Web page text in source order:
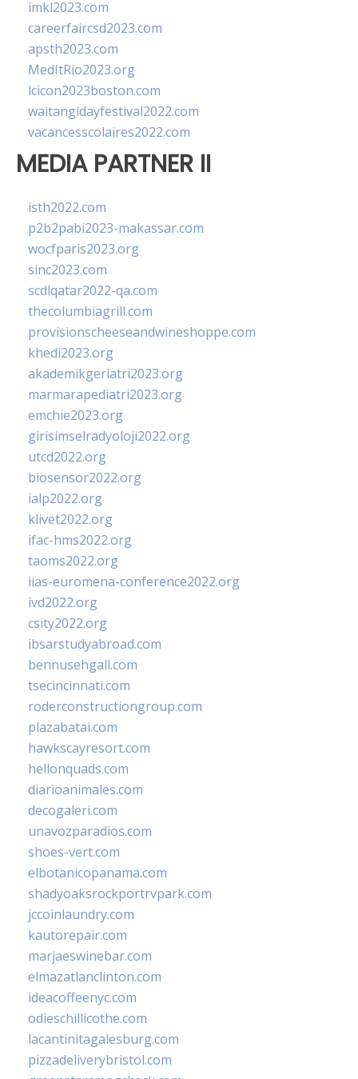
imkl2023.com
careerfaircsd2023.com
apsth2023.com
MedItRio2023.org
lcicon2023boston.com
waitangidayfestival2022.com
vacancesscolaires2022.com
MEDIA PARTNER II
isth2022.com
p2b2pabi2023-makassar.com
wocfparis2023.org
sinc2023.com
scdlqatar2022-qa.com
thecolumbiagrill.com
provisionscheeseandwineshoppe.com
khedi2023.org
akademikgeriatri2023.org
marmarapediatri2023.org
emchie2023.org
girisimselradyoloji2022.org
utcd2022.org
biosensor2022.org
ialp2022.org
klivet2022.org
ifac-hms2022.org
taoms2022.org
iias-euromena-conference2022.org
ivd2022.org
csity2022.org
ibsarstudyabroad.com
bennusehgall.com
tsecincinnati.com
roderconstructiongroup.com
plazabatai.com
hawkscayresort.com
hellonquads.com
diarioanimales.com
decogaleri.com
unavozparadios.com
shoes-vert.com
elbotanicopanama.com
shadyoaksrockportrvpark.com
jccoinlaundry.com
kautorepair.com
marjaeswinebar.com
elmazatlanclinton.com
ideacoffeenyc.com
odieschillicothe.com
lacantinitagalesburg.com
pizzadeliverybristol.com